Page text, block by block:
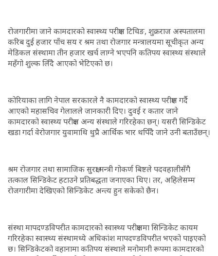
रोजगारीमा जाने कामदारको स्वास्थ्य परीक्षण टिचिङ, शुक्रराज अस्पतालमा
करिब दुई हजार पाँच सय र श्रम तथा रोजगार मन्त्रालयमा सूचीकृत अन्य
मेडिकल संस्थामा तीन हजार खर्च लाग्ने भएपनि कतिपय स्वास्थ्य संस्थाले
महँगो शुल्क लिँदै आएको भेटिएको छ।
कोरियाका लागि नेपाल सरकारले नै कामदारको स्वास्थ्य परीक्षण गर्दै
आएको महासचिव गेलालले जानकारी दिए। दुवई र कतार जाने
कामदारको स्वास्थ्य परीक्षण अन्य संस्थाले गरिरहेका छन्। यसरी सिन्डिकेट
खडा गर्दा वेरोजगार युवामाथि थुप्रै आर्थिक भार थपिँदै जाने उनी बताउँछन्।
श्रम रोजगार तथा सामाजिक सुरक्षा मन्त्री गोकर्ण बिष्टले पदवहालीसँगै
तत्काल सिन्डिकेट हटाउने प्रतिबद्धता जनाएका थिए। तर, अहिलेसम्म
रोजगारीमा देखिएको सिन्डिकेट अन्त्य हुन सकेको छैन।
संस्था मापदण्डविपरीत कामदारको स्वास्थ्य परीक्षणमा सिन्डिकेट कायम
गरिरहेका स्वास्थ्य संस्थामध्ये अधिकांश मापदण्डविपरीत भएको पाइएको
छ। सिन्डिकेटको वहानामा कतिपय संस्थाले मनोमानी रूपमा कामदारको